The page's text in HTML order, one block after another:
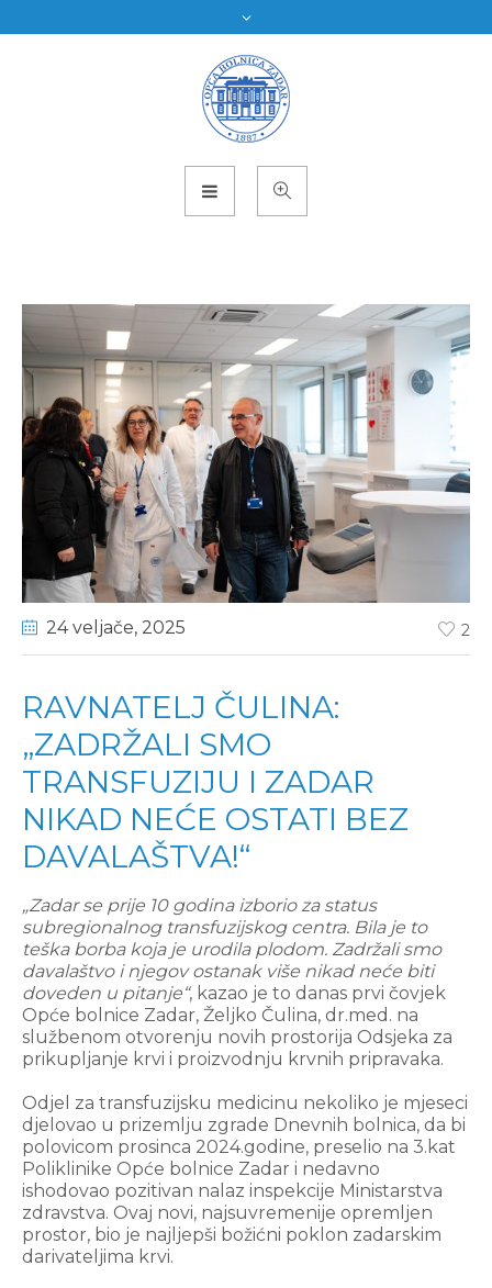
24 veljače, 2025 2
RAVNATELJ ČULINA:
„ZADRŽALI SMO
TRANSFUZIJU I ZADAR
NIKAD NEĆE OSTATI BEZ
DAVALAŠTVA!“
„Zadar se prije 10 godina izborio za status
subregionalnog transfuzijskog centra. Bila je to
teška borba koja je urodila plodom. Zadržali smo
davalaštvo i njegov ostanak više nikad neće biti
doveden u pitanje“, kazao je to danas prvi čovjek
Opće bolnice Zadar, Željko Čulina, dr.med. na
službenom otvorenju novih prostorija Odsjeka za
prikupljanje krvi i proizvodnju krvnih pripravaka.
Odjel za transfuzijsku medicinu nekoliko je mjeseci
djelovao u prizemlju zgrade Dnevnih bolnica, da bi
polovicom prosinca 2024.godine, preselio na 3.kat
Poliklinike Opće bolnice Zadar i nedavno
ishodovao pozitivan nalaz inspekcije Ministarstva
zdravstva. Ovaj novi, najsuvremenije opremljen
prostor, bio je najljepši božićni poklon zadarskim
darivateljima krvi.